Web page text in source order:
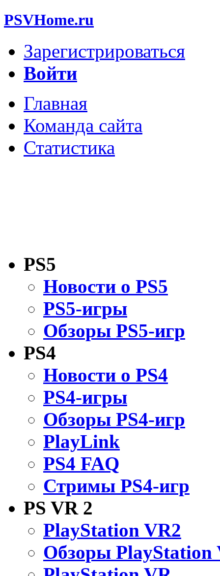
PSVHome.ru
Зарегистрироваться
Войти
Главная
Команда сайта
Статистика
PS5
Новости о PS5
PS5-игры
Обзоры PS5-игр
PS4
Новости о PS4
PS4-игры
Обзоры PS4-игр
PlayLink
PS4 FAQ
Стримы PS4-игр
PS VR 2
PlayStation VR2
Обзоры PlayStation